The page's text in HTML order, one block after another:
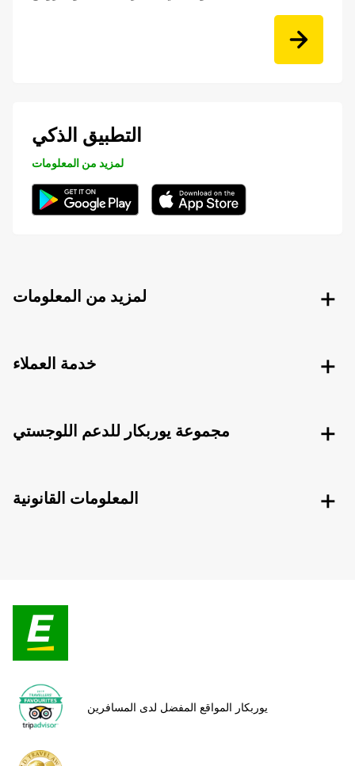
التطبيق الذكي
لمزيد من المعلومات
لمزيد من المعلومات
خدمة العملاء
مجموعة يوربكار للدعم اللوجستي
المعلومات القانونية
يوربكار المواقع المفضل لدى المسافرين